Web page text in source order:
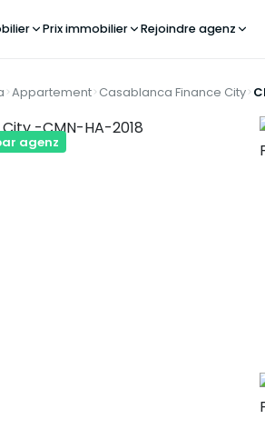
Prix immobilier Rejoindre agenz
Appartement Casablanca Finance City
agenz